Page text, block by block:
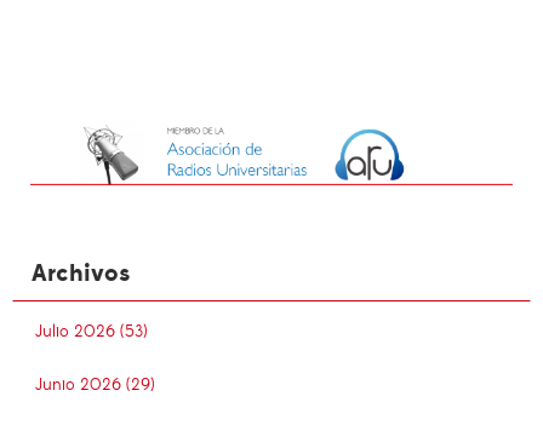
Archivos
Julio 2026 (53)
Junio 2026 (29)